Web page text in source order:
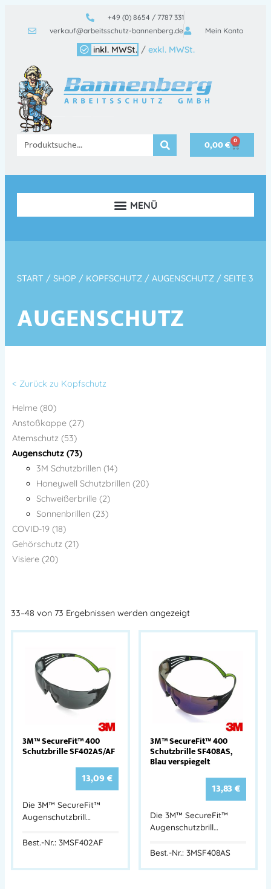
+49 (0) 8654 / 7787 331
verkauf@arbeitsschutz-bannenberg.de
Mein Konto
inkl. MWSt. / exkl. MWSt.
0,00€ 0
START / SHOP / KOPFSCHUTZ / AUGENSCHUTZ / SEITE 3
AUGENSCHUTZ
< Zurück zu Kopfschutz
Helme (80)
Anstoßkappe (27)
Atemschutz (53)
Augenschutz (73)
3M Schutzbrillen (14)
Honeywell Schutzbrillen (20)
Schweißerbrille (2)
Sonnenbrillen (23)
COVID-19 (18)
Gehörschutz (21)
Visiere (20)
33–48 von 73 Ergebnissen werden angezeigt
3M™ SecureFit™ 400
Schutzbrille SF402AS/AF
13,09€
Die 3M™ SecureFit™
Augenschutzbrill…
Best.-Nr.: 3MSF402AF
3M™ SecureFit™ 400
Schutzbrille SF408AS,
Blau verspiegelt
13,83€
Die 3M™ SecureFit™
Augenschutzbrill…
Best.-Nr.: 3MSF408AS